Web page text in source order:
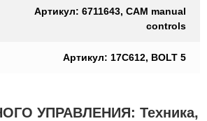
Артикул: 6711643, CAM manual
controls
Артикул: 17C612, BOLT 5
УПРАВЛЕНИЯ: Техника,